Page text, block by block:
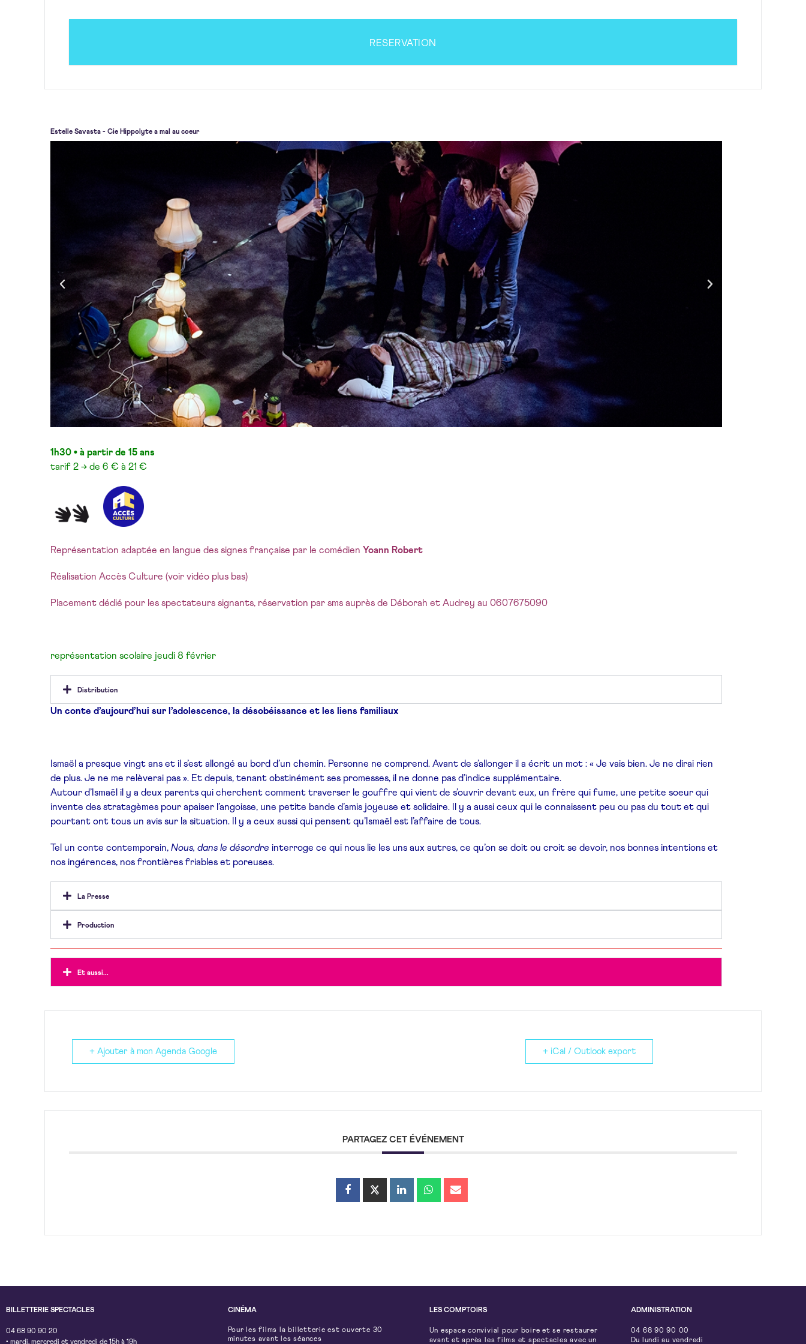
RESERVATION
Estelle Savasta - Cie Hippolyte a mal au coeur
1h30 • à partir de 15 ans
tarif 2 → de 6 € à 21 €
Représentation adaptée en langue des signes française par le comédien Yoann Robert
Réalisation Accès Culture (voir vidéo plus bas)
Placement dédié pour les spectateurs signants, réservation par sms auprès de Déborah et Audrey au 0607675090
représentation scolaire jeudi 8 février
Distribution
Un conte d’aujourd’hui sur l’adolescence, la désobéissance et les liens familiaux
Ismaël a presque vingt ans et il s’est allongé au bord d’un chemin. Personne ne comprend. Avant de s’allonger il a écrit un mot : « Je vais bien. Je ne dirai rien
de plus. Je ne me relèverai pas ». Et depuis, tenant obstinément ses promesses, il ne donne pas d’indice supplémentaire.
Autour d’Ismaël il y a deux parents qui cherchent comment traverser le gouffre qui vient de s’ouvrir devant eux, un frère qui fume, une petite soeur qui
invente des stratagèmes pour apaiser l’angoisse, une petite bande d’amis joyeuse et solidaire. Il y a aussi ceux qui le connaissent peu ou pas du tout et qui
pourtant ont tous un avis sur la situation. Il y a ceux aussi qui pensent qu’Ismaël est l’affaire de tous.
Tel un conte contemporain, Nous, dans le désordre interroge ce qui nous lie les uns aux autres, ce qu’on se doit ou croit se devoir, nos bonnes intentions et
nos ingérences, nos frontières friables et poreuses.
La Presse
Production
Et aussi...
+ Ajouter à mon Agenda Google + iCal / Outlook export
PARTAGEZ CET ÉVÉNEMENT
BILLETTERIE SPECTACLES
04 68 90 90 20
• mardi, mercredi et vendredi de 15h à 19h
CINÉMA
Pour les films la billetterie est ouverte 30
minutes avant les séances
LES COMPTOIRS
Un espace convivial pour boire et se restaurer
avant et après les films et spectacles avec un
ADMINISTRATION
04 68 90 90 00
Du lundi au vendredi